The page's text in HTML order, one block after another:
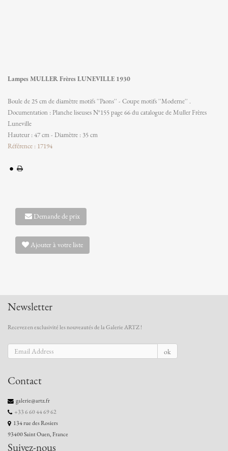
Lampes MULLER Frères LUNEVILLE 1930
Boule de 25 cm de diamètre motifs ''Paons'' - Coupe motifs ''Moderne'' .
Documentation : Planche liseuses N°155 page 66 du catalogue de Muller Frères
Luneville
Hauteur : 47 cm - Diamètre : 35 cm
Référence : 17194
Demande de prix
Ajouter à votre liste
Newsletter
Recevez en exclusivité les nouveautés de la Galerie ARTZ !
ok
Contact
galerie@artz.fr
+33 6 60 44 69 62
134 rue des Rosiers
93400 Saint Ouen, France
Suivez-nous